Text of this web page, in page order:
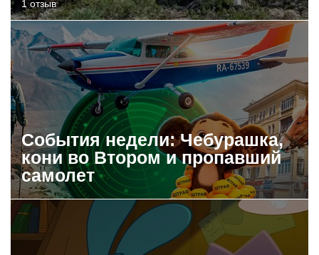
1 отзыв
События недели: Чебурашка,
кони во Втором и пропавший
самолет